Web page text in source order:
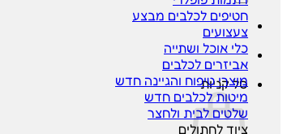
סל קניות
חטיפים לכלבים
צעצועים
כלי אוכל ושתייה
אביזרים לכלבים
מוצרי טיפוח והגיינה
מיטות לכלבים
שלטים לבית ולחצר
ציוד לחתולים